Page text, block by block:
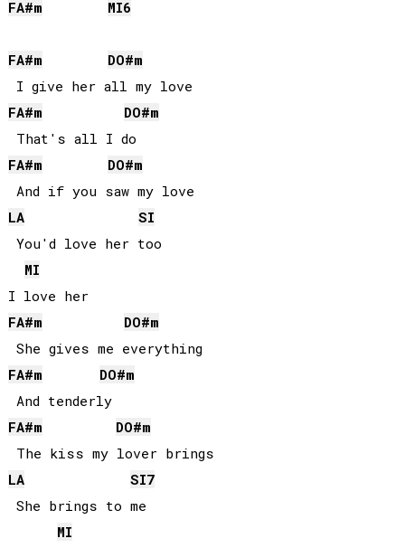
FA#m MI6
FA#m DO#m
FA#m DO#m
FA#m DO#m
LA
SI
You'd love her too
MI
I love her
FA#m DO#m
FA#m DO#m
And tenderly
FA#m DO#m
LA
SI7
She brings to me
MI